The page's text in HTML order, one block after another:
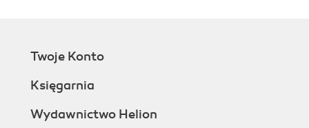
Twoje Konto
Księgarnia
Wydawnictwo Helion